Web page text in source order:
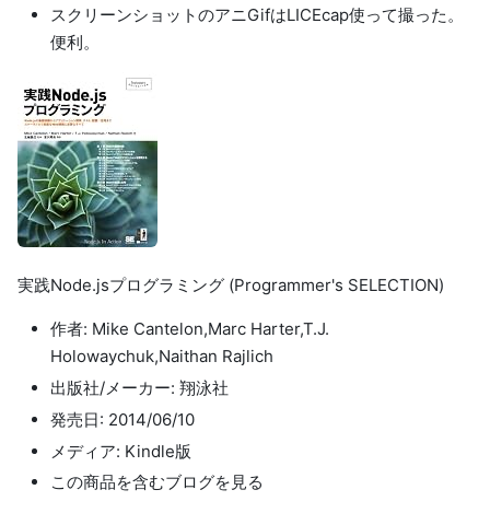
スクリーンショットのアニGifはLICEcap使って撮った。
便利。
実践Node.jsプログラミング (Programmer's SELECTION)
作者: Mike Cantelon,Marc Harter,T.J.
Holowaychuk,Naithan Rajlich
出版社/メーカー: 翔泳社
発売日: 2014/06/10
メディア: Kindle版
この商品を含むブログを見る